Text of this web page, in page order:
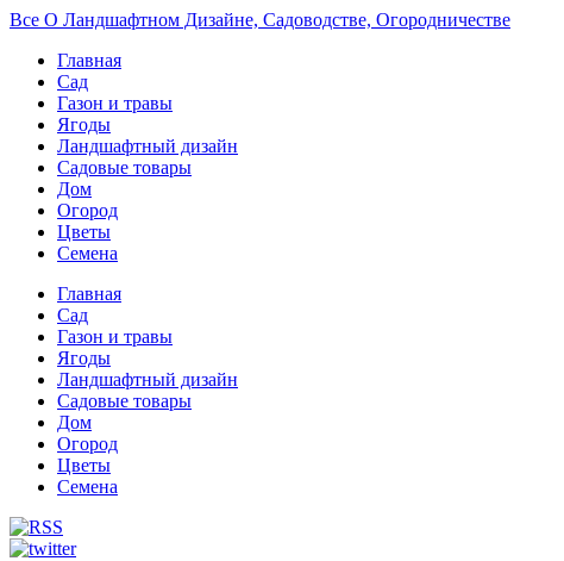
Все О Ландшафтном Дизайне, Садоводстве, Огородничестве
Главная
Сад
Газон и травы
Ягоды
Ландшафтный дизайн
Садовые товары
Дом
Огород
Цветы
Семена
Главная
Сад
Газон и травы
Ягоды
Ландшафтный дизайн
Садовые товары
Дом
Огород
Цветы
Семена